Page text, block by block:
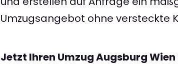
Umzugsangebot ohne versteckte
Jetzt Ihren Umzug Augsburg